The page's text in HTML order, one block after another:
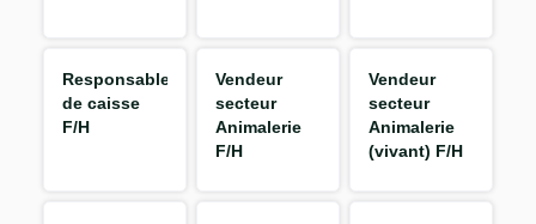
Responsable
de caisse
F/H
Vendeur
secteur
Animalerie
F/H
Vendeur
secteur
Animalerie
(vivant) F/H